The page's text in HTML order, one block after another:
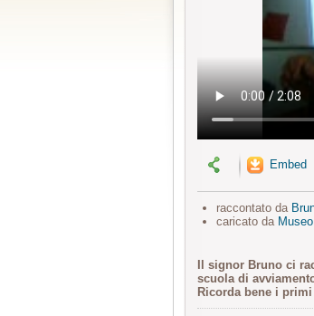
Embed
raccontato da
caricato da
Il signor Bruno ci
scuola di
Ricorda bene i